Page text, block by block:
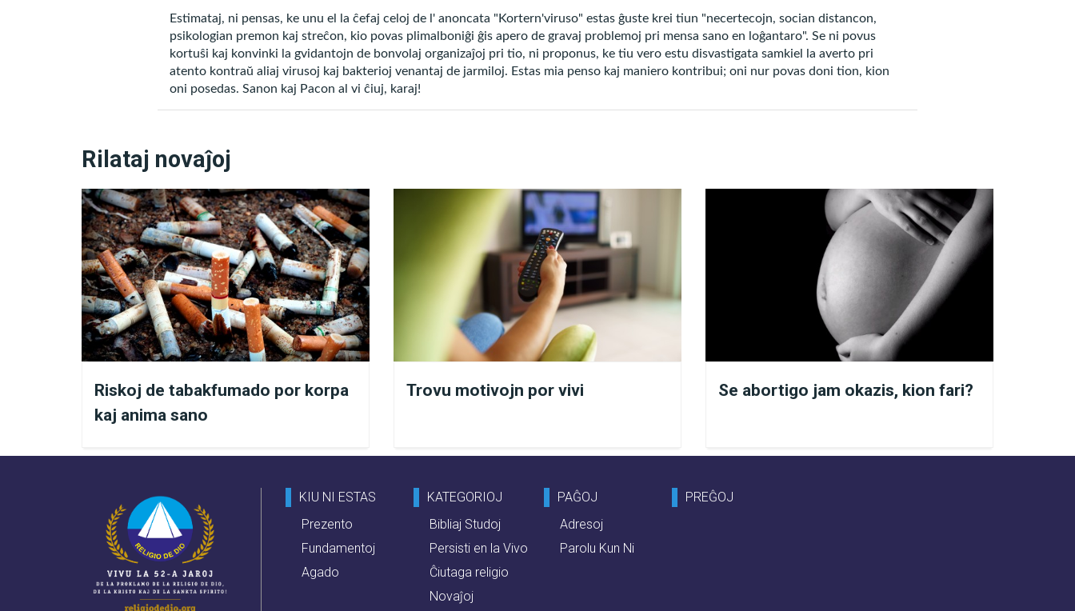
Kaj invitu la anksiulon partopreni kun vi tiujn preĝmomentojn aŭ adopti tiun kutimon.
Ofte vi unue bezonos trankviligi lin per la dua konsilo de ĉi tiu listo, kaj poste instigi lin sperti tiujn gravajn
momentojn de Anim-Silento. Ludigi edifajn muzikojn en la medio povas helpi la koncentriĝon por
Ni rekomendas la jenan muzikliston por helpi vin krei tian pacetoson:
Kaj jen kelkaj preĝoj, kiujn ni elektis por vi:
+Preĝo de Charitas
Estimataj, ni pensas, ke unu el la ĉefaj celoj de l' anoncata "Kortern'viruso" estas ĝuste krei tiun "necertecojn, socian distancon,
psikologian premon kaj streĉon, kio povas plimalboniĝi ĝis apero de gravaj problemoj pri mensa sano en loĝantaro". Se ni povus
kortuŝi kaj konvinki la gvidantojn de bonvolaj organizaĵoj pri tio, ni proponus, ke tiu vero estu disvastigata samkiel la averto pri
atento kontraŭ aliaj virusoj kaj bakterioj venantaj de jarmiloj. Estas mia penso kaj maniero kontribui; oni nur povas doni tion, kion
oni posedas. Sanon kaj Pacon al vi ĉiuj, karaj!
Rilataj novaĵoj
Riskoj de tabakfumado por korpa
kaj anima sano
Trovu motivojn por vivi Se abortigo jam okazis, kion fari?
KIU NI ESTAS
Prezento
Fundamentoj
Agado
KATEGORIOJ
Bibliaj Studoj
Persisti en la Vivo
Ĉiutaga religio
Novaĵoj
PAĜOJ
Adresoj
Parolu Kun Ni
PREĜOJ